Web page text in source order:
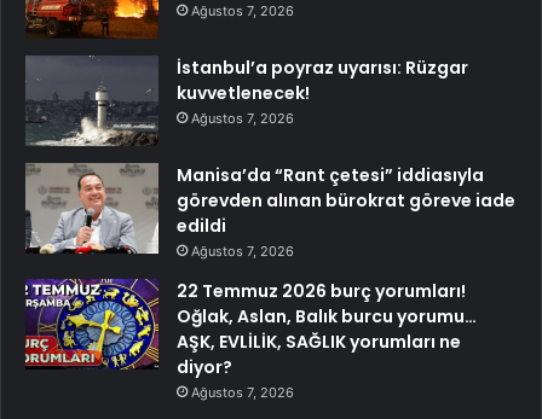
Ağustos 7, 2026
İstanbul’a poyraz uyarısı: Rüzgar
kuvvetlenecek!
Ağustos 7, 2026
Manisa’da “Rant çetesi” iddiasıyla
görevden alınan bürokrat göreve iade
edildi
Ağustos 7, 2026
22 Temmuz 2026 burç yorumları!
Oğlak, Aslan, Balık burcu yorumu…
AŞK, EVLİLİK, SAĞLIK yorumları ne
diyor?
Ağustos 7, 2026